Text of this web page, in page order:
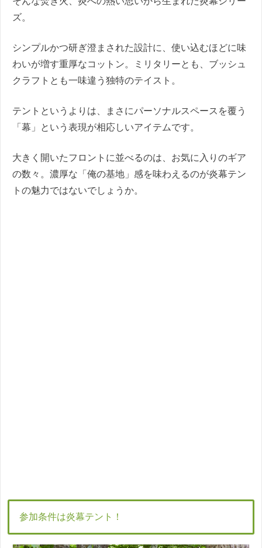
ズ。
シンプルかつ研ぎ澄まされた設計に、使い込むほどに味
わいが増す重厚なコットン。ミリタリーとも、ブッシュ
クラフトとも一味違う独特のテイスト。
テントというよりは、まさにパーソナルスペースを覆う
「幕」という表現が相応しいアイテムです。
大きく開いたフロントに並べるのは、お気に入りのギア
の数々。濃厚な「俺の基地」感を味わえるのが炎幕テン
トの魅力ではないでしょうか。
参加条件は炎幕テント！